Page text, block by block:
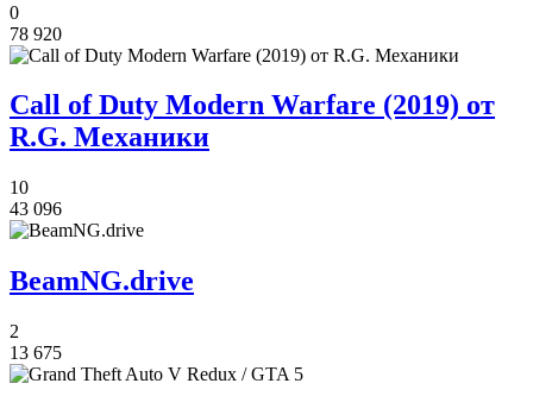
0
78 920
Call of Duty Modern Warfare (2019) от
R.G. Механики
10
43 096
BeamNG.drive
2
13 675